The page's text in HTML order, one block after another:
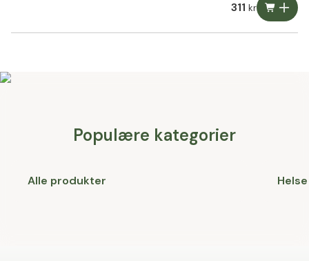
311 kr
Populære kategorier
Alle produkter Helse